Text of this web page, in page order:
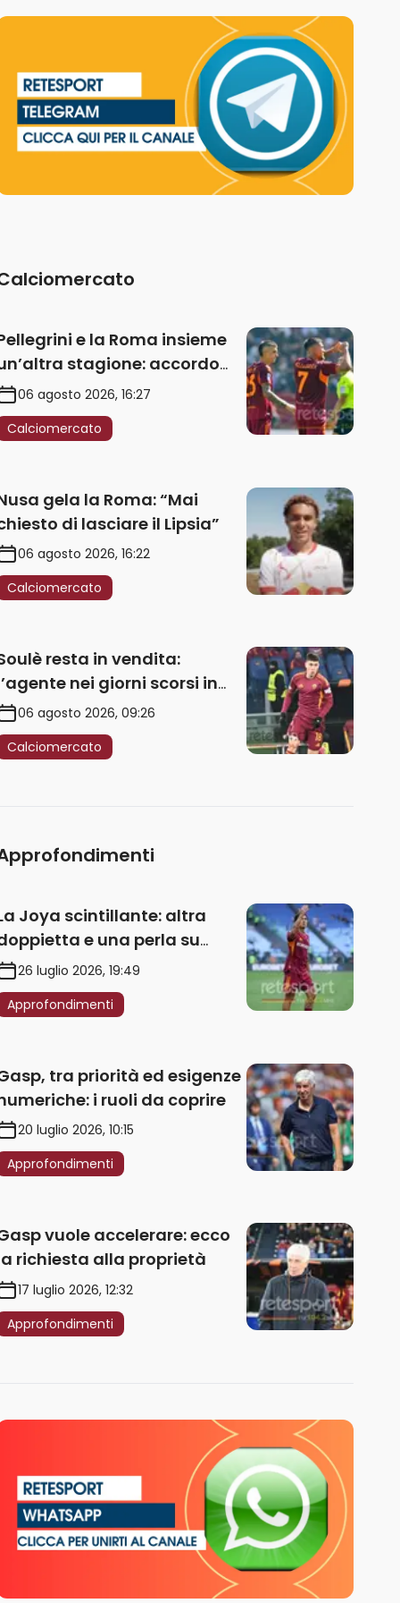
e la Roma insieme
stagione: accordo
rinnovo annuale
06 agosto 2026, 16:27
Calciomercato
gela la Roma: “Mai
di lasciare il Lipsia”
06 agosto 2026, 16:22
Calciomercato
resta in vendita:
nei giorni scorsi in
06 agosto 2026, 09:26
Calciomercato
Joya scintillante: altra
e una perla su
– VIDEO
26 luglio 2026, 19:49
Approfondimenti
tra priorità ed esigenze
i ruoli da coprire
20 luglio 2026, 10:15
Approfondimenti
vuole accelerare: ecco
richiesta alla proprietà
17 luglio 2026, 12:32
Approfondimenti